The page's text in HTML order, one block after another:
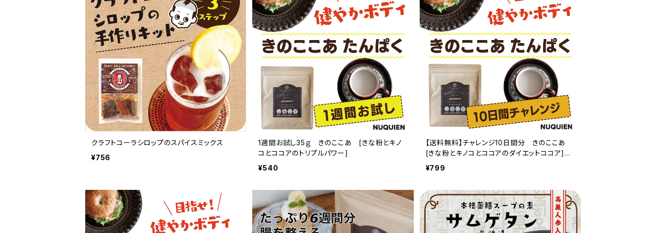
クラフトコーラシロップのスパイスミックス
¥756
1週間お試し35ｇ きのここあ [きな粉とキノ
コとココアのトリプルパワー]
¥540
【送料無料】チャレンジ10日間分 きのここあ
[きな粉とキノコとココアのダイエットココア]
50ｇ × １袋
¥799